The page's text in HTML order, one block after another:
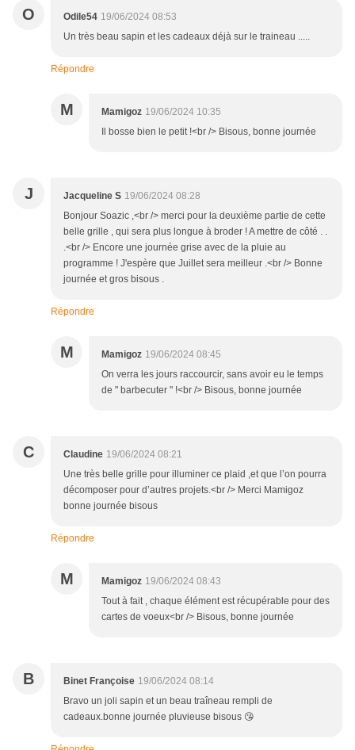
O Odile54 19/06/2024 08:53
Un très beau sapin et les cadeaux déjà sur le traineau .....
Répondre
M Mamigoz 19/06/2024 10:35
Il bosse bien le petit !<br /> Bisous, bonne journée
J Jacqueline S 19/06/2024 08:28
Bonjour Soazic ,<br /> merci pour la deuxième partie de cette
belle grille , qui sera plus longue à broder ! A mettre de côté . .
.<br /> Encore une journée grise avec de la pluie au
programme ! J'espère que Juillet sera meilleur .<br /> Bonne
journée et gros bisous .
Répondre
M Mamigoz 19/06/2024 08:45
On verra les jours raccourcir, sans avoir eu le temps
de " barbecuter " !<br /> Bisous, bonne journée
C Claudine 19/06/2024 08:21
Une très belle grille pour illuminer ce plaid ,et que l’on pourra
décomposer pour d’autres projets.<br /> Merci Mamigoz
bonne journée bisous
Répondre
M Mamigoz 19/06/2024 08:43
Tout à fait , chaque élément est récupérable pour des
cartes de voeux<br /> Bisous, bonne journée
B Binet Françoise 19/06/2024 08:14
Bravo un joli sapin et un beau traîneau rempli de
cadeaux.bonne journée pluvieuse bisous 😘